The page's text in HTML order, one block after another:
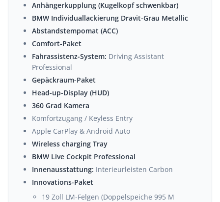
Anhängerkupplung (Kugelkopf schwenkbar)
BMW Individuallackierung Dravit-Grau Metallic
Abstandstempomat (ACC)
Comfort-Paket
Fahrassistenz-System: Driving Assistant
Professional
Gepäckraum-Paket
Head-up-Display (HUD)
360 Grad Kamera
Komfortzugang / Keyless Entry
Apple CarPlay & Android Auto
Wireless charging Tray
BMW Live Cockpit Professional
Innenausstattung: Interieurleisten Carbon
Innovations-Paket
19 Zoll LM-Felgen (Doppelspeiche 995 M